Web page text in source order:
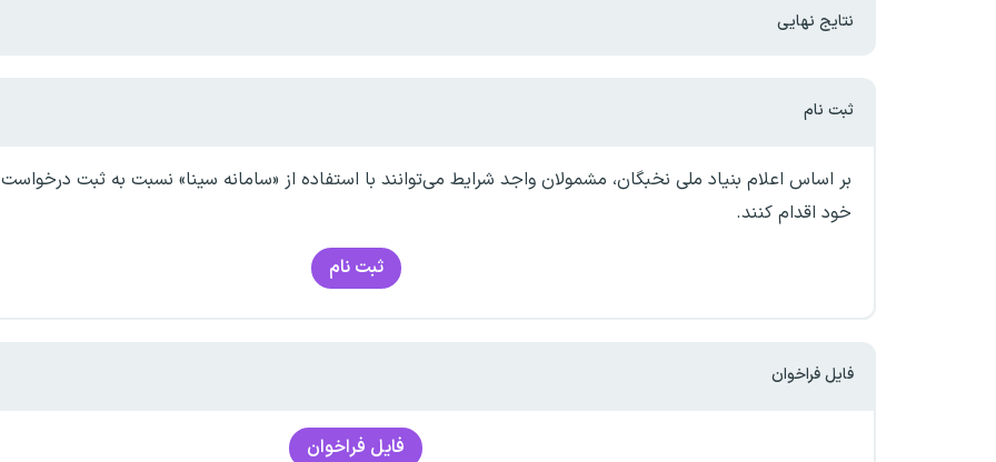
نتایج نهایی
ثبت نام
بر اساس اعلام بنیاد ملی نخبگان، مشمولان واجد شرایط می‌توانند با استفاده از «سامانه سینا» نسبت به ثبت درخواست
خود اقدام کنند.
ثبت نام
فایل فراخوان
فایل فراخوان